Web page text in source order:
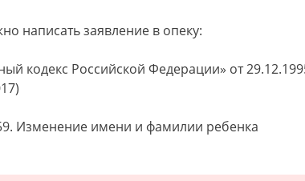
написать заявление в опеку:
кодекс Российской Федерации» от
Изменение имени и фамилии ребенка